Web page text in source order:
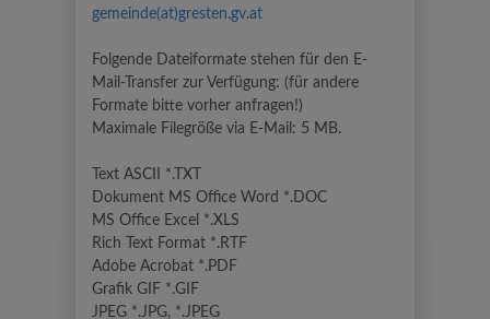
gemeinde(at)gresten.gv.at
Folgende Dateiformate stehen für den E-
Mail-Transfer zur Verfügung: (für andere
Formate bitte vorher anfragen!)
Maximale Filegröße via E-Mail: 5 MB.
Text ASCII *.TXT
Dokument MS Office Word *.DOC
MS Office Excel *.XLS
Rich Text Format *.RTF
Adobe Acrobat *.PDF
Grafik GIF *.GIF
JPEG *.JPG, *.JPEG